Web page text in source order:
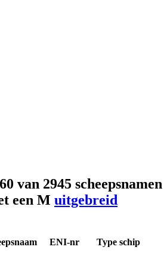
van 2945 scheepsnamen
een M uitgebreid
ENI-nr
Type schip